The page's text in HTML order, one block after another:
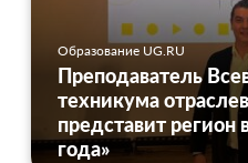
Образование UG.RU
Преподаватель
техникума
представит регион
года»